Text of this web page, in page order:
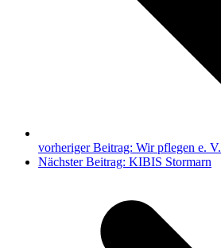
vorheriger Beitrag: Wir pflegen e. V.
Nächster Beitrag: KIBIS Stormarn